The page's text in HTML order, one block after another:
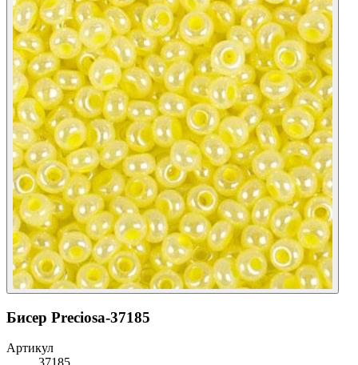
Бисер Preciosa-37185
Артикул